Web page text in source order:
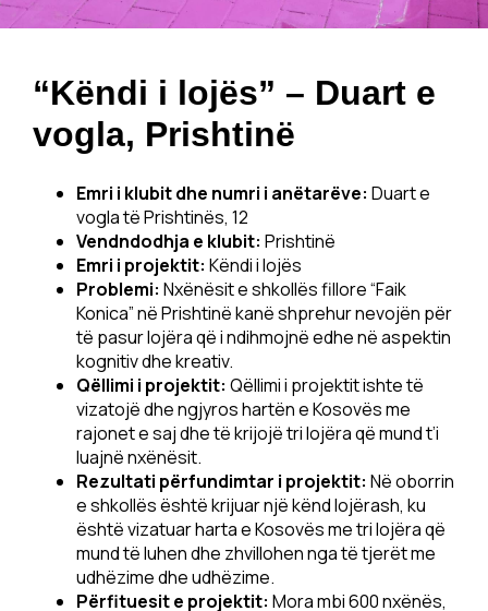
“Këndi i lojës” – Duart e
vogla, Prishtinë
Emri i klubit dhe numri i anëtarëve: Duart e
vogla të Prishtinës, 12
Vendndodhja e klubit: Prishtinë
Emri i projektit: Këndi i lojës
Problemi: Nxënësit e shkollës fillore “Faik
Konica” në Prishtinë kanë shprehur nevojën për
të pasur lojëra që i ndihmojnë edhe në aspektin
kognitiv dhe kreativ.
Qëllimi i projektit: Qëllimi i projektit ishte të
vizatojë dhe ngjyros hartën e Kosovës me
rajonet e saj dhe të krijojë tri lojëra që mund t’i
luajnë nxënësit.
Rezultati përfundimtar i projektit: Në oborrin
e shkollës është krijuar një kënd lojërash, ku
është vizatuar harta e Kosovës me tri lojëra që
mund të luhen dhe zhvillohen nga të tjerët me
udhëzime dhe udhëzime.
Përfituesit e projektit: Mora mbi 600 nxënës,